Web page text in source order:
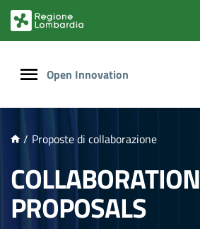
PRINCIPALE
Open Innovation
/ Proposte di collaborazione
COLLABORATION
PROPOSALS